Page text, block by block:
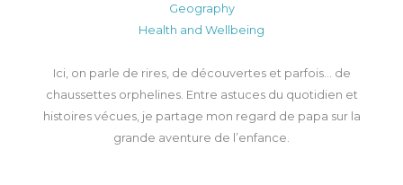
Geography
Health and Wellbeing
Ici, on parle de rires, de découvertes et parfois… de
chaussettes orphelines. Entre astuces du quotidien et
histoires vécues, je partage mon regard de papa sur la
grande aventure de l’enfance.